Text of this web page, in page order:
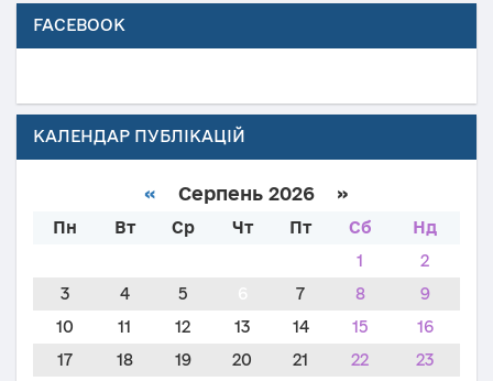
FACEBOOK
КАЛЕНДАР ПУБЛІКАЦІЙ
« Серпень 2026 »
Пн Вт Ср Чт Пт Сб
Нд
1
2
3
4 5 7 8
9
10
11 12 13 14 15
16
17
18 19 20 21 22
23